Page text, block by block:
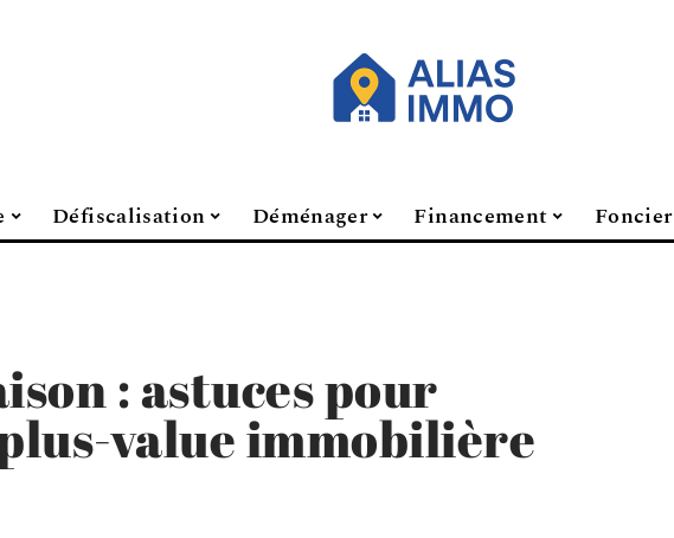
Défiscalisation Déménager Financement Foncier
: astuces pour
value immobilière